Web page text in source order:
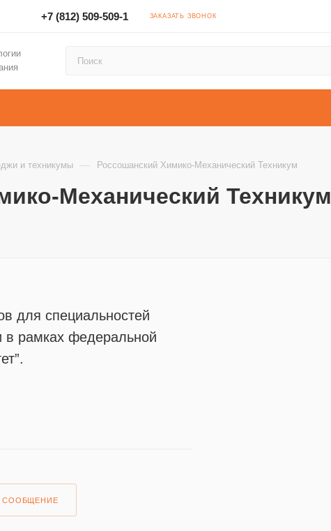
+7 (812) 509-509-1 ЗАКАЗАТЬ ЗВОНОК
и техникумы — Россошанский Химико-Механический Техникум
Механический Техникум
для специальностей
в рамках федеральной
СООБЩЕНИЕ